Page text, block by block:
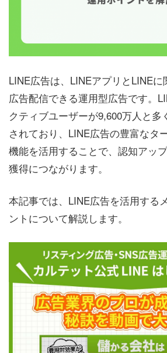
LINE広告は、LINEアプリとLINE
広告配信できる運用型広告です。
クティブユーザーが9,600万人と多
されており、LINE広告の豊富なタ
機能を活用することで、認知アッ
獲得につながります。
本記事では、LINE広告を活用する
ントについて解説します。